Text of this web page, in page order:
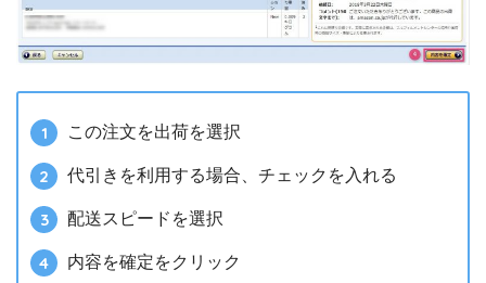
この注文を出荷を選択
代引きを利用する場合、チェックを入れる
配送スピードを選択
内容を確定をクリック